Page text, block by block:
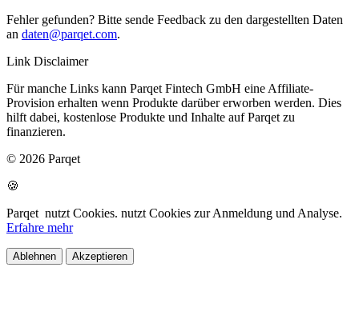
Fehler gefunden? Bitte sende Feedback zu den dargestellten Daten
an daten@parqet.com.
Link Disclaimer
Für manche Links kann Parqet Fintech GmbH eine Affiliate-
Provision erhalten wenn Produkte darüber erworben werden. Dies
hilft dabei, kostenlose Produkte und Inhalte auf Parqet zu
finanzieren.
© 2026 Parqet
🍪
Parqet nutzt Cookies. nutzt Cookies zur Anmeldung und Analyse.
Erfahre mehr
Ablehnen Akzeptieren